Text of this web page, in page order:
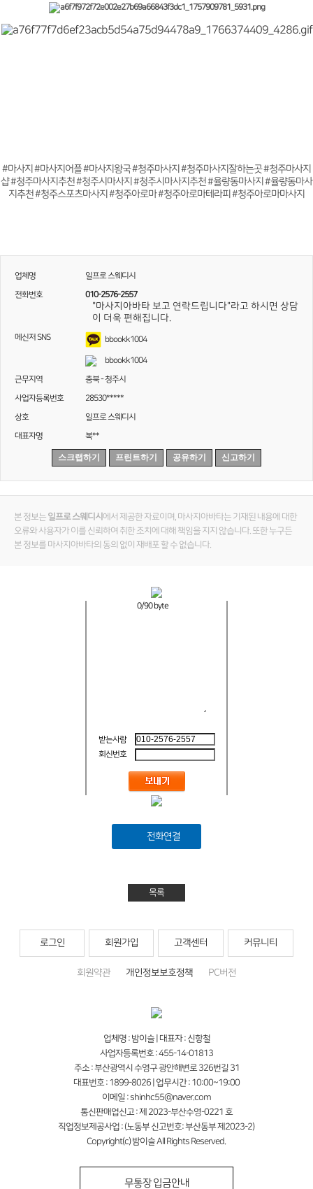
#마사지 #마사지어플 #마사지왕국 #청주마사지 #청주마사지잘하는곳 #청주마사지
샵 #청주마사지추천 #청주시마사지 #청주시마사지추천 #율량동마사지 #율량동마사
지추천 #청주스포츠마사지 #청주아로마 #청주아로마테라피 #청주아로마마사지
업체명
일프로 스웨디시
전화번호
010-2576-2557
"마사지아바타 보고 연락드립니다"라고 하시면 상담
이 더욱 편해집니다.
메신저 SNS bbookk1004
bbookk1004
근무지역
충북 - 청주시
사업자등록번호
28530*****
상호
일프로 스웨디시
대표자명
복**
스크랩하기 프린트하기 공유하기 신고하기
본 정보는 일프로 스웨디시 에서 제공한 자료이며, 마사지아바타는 기재된 내용에 대한
오류와 사용자가 이를 신뢰하여 취한 조치에 대해 책임을 지지 않습니다. 또한 누구든
본 정보를 마사지아바타의 동의 없이 재배포 할 수 없습니다.
0/90 byte
받는사람
회신번호
전화연결
목록
로그인 회원가입 고객센터 커뮤니티
회원약관 개인정보보호정책 PC버전
업체명 : 밤이슬 | 대표자 : 신항철
사업자등록번호 : 455-14-01813
주소 : 부산광역시 수영구 광안해변로 326번길 31
대표번호 : 1899-8026 | 업무시간 : 10:00~19:00
이메일 : shinhc55@naver.com
통신판매업신고 : 제 2023-부산수영-0221 호
직업정보제공사업 : (노동부 신고번호: 부산동부 제2023-2)
Copyright(c) 밤이슬 All Rights Reserved.
무통장 입금안내